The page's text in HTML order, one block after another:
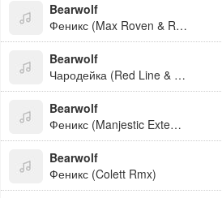
Bearwolf
Феникс (Max Roven & Ruslan Kam Edit)
Bearwolf
Чародейка (Red Line & M1Ch3L P Radio Remix)
Bearwolf
Феникс (Manjestic Extended Remix)
Bearwolf
Феникс (Colett Rmx)